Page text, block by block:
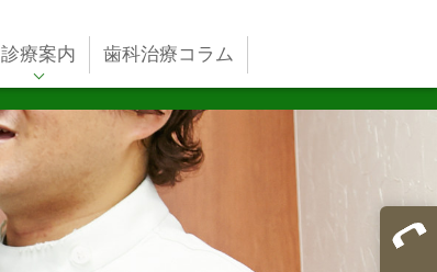
診療案内 歯科治療コラム